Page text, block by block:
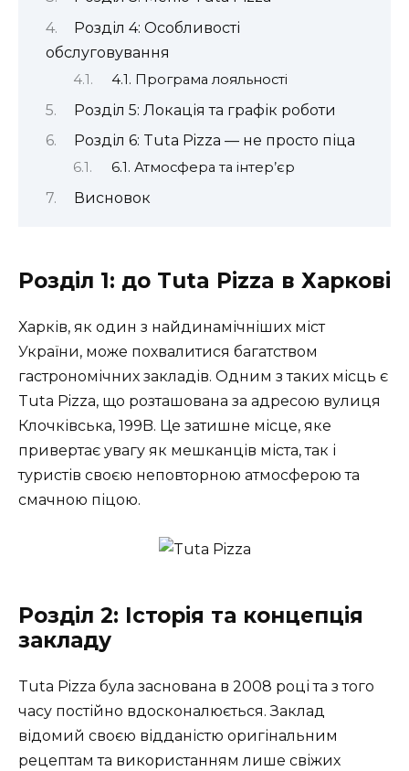
Розділ 4: Особливості
обслуговування
4.1. Програма лояльності
Розділ 5: Локація та графік роботи
Розділ 6: Tuta Pizza — не просто піца
6.1. Атмосфера та інтер’єр
Висновок
Розділ 1: до Tuta Pizza в Харкові
Харків, як один з найдинамічніших міст
України, може похвалитися багатством
гастрономічних закладів. Одним з таких місць є
Tuta Pizza, що розташована за адресою вулиця
Клочківська, 199B. Це затишне місце, яке
привертає увагу як мешканців міста, так і
туристів своєю неповторною атмосферою та
смачною піцою.
Розділ 2: Історія та концепція
закладу
Tuta Pizza була заснована в 2008 році та з того
часу постійно вдосконалюється. Заклад
відомий своєю відданістю оригінальним
рецептам та використанням лише свіжих